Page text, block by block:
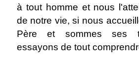
à tout homme et nous
de notre vie, si nous
Père et sommes ses
essayons de tout